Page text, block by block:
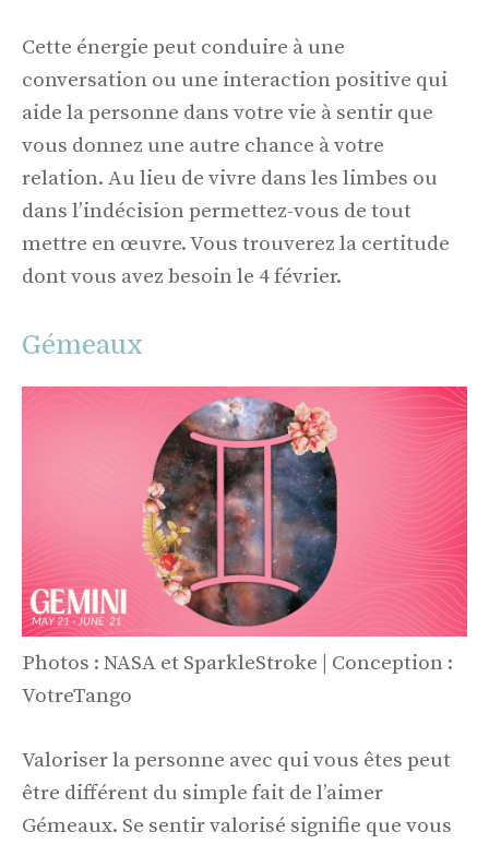
Cette énergie peut conduire à une
conversation ou une interaction positive qui
aide la personne dans votre vie à sentir que
vous donnez une autre chance à votre
relation. Au lieu de vivre dans les limbes ou
dans l’indécision permettez-vous de tout
mettre en œuvre. Vous trouverez la certitude
dont vous avez besoin le 4 février.
Gémeaux
Photos : NASA et SparkleStroke | Conception :
VotreTango
Valoriser la personne avec qui vous êtes peut
être différent du simple fait de l’aimer
Gémeaux. Se sentir valorisé signifie que vous